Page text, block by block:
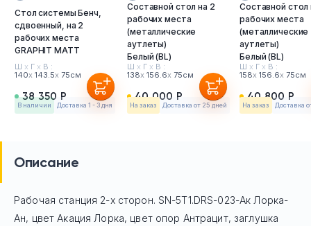
Стол системы Бенч,
сдвоенный, на 2
рабочих места
GRAPHIT MATT
Ш х Г х В :
140х 143.5х 75см
38 350 Р
в наличии Доставка 1 - 3 дня
Составной стол на 2
рабочих места
(металлические
аутлеты)
Белый (BL)
Ш х Г х В :
138х 156.6х 75см
40 000 Р
На заказ Доставка от 25 дней
Составной стол
рабочих места
(металлические
аутлеты)
Белый (BL)
Ш х Г х В :
158х 156.6х 75см
40 800 Р
На заказ Доставка
Описание
Рабочая станция 2-х сторон. SN-5T1.DRS-023-Ак Лорка-
Ан, цвет Акация Лорка, цвет опор Антрацит, заглушка